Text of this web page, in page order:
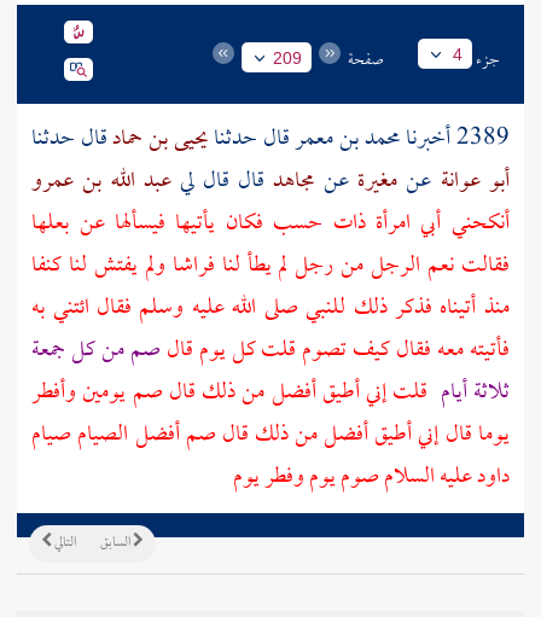
جزء 4 صفحة 209
2389 أخبرنا محمد بن معمرقال حدثنايحيى بن حمادقال حدثنا
أبو عوانة عنمغيرة عن مجاهد قال قال ليعبد الله بن عمرو
أنكحني أبي امرأة ذات حسب فكان يأتيها فيسألها عن بعلها
فقالت نعم الرجل من رجل لم يطأ لنا فراشا ولم يفتش لنا كنفا
منذ أتيناه فذكر ذلك للنبي صلى الله عليه وسلم فقال ائتني به
فأتيته معه فقال كيف تصوم قلت كل يوم قالصم من كل جمعة
ثلاثة أيام قلت إني أطيق أفضل من ذلك قال صم يومين وأفطر
يوما قال إني أطيق أفضل من ذلك قال صم أفضل الصيام صيام
داودعليه السلام صوم يوم وفطر يوم
التالي السابق